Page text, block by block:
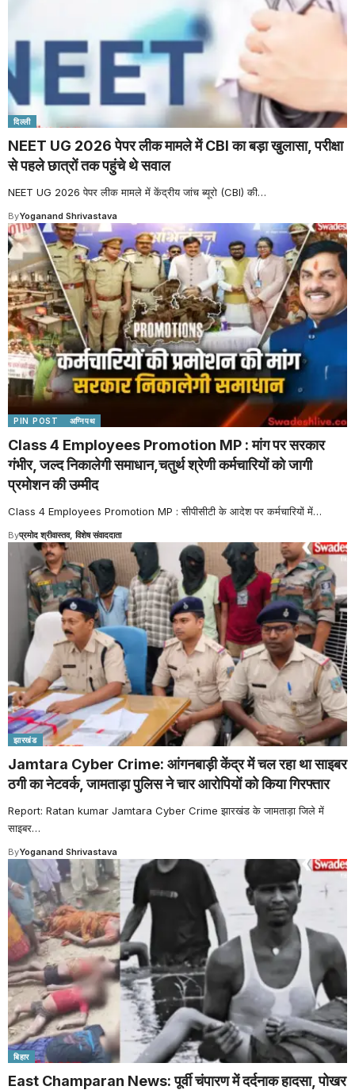
दिल्ली
NEET UG 2026 पेपर लीक मामले में CBI का बड़ा खुलासा, परीक्षा
से पहले छात्रों तक पहुंचे थे सवाल
NEET UG 2026 पेपर लीक मामले में केंद्रीय जांच ब्यूरो (CBI) की…
ByYoganand Shrivastava
PIN POST अग्निपथ
Class 4 Employees Promotion MP : मांग पर सरकार
गंभीर, जल्द निकालेगी समाधान,चतुर्थ श्रेणी कर्मचारियों को जागी
प्रमोशन की उम्मीद
Class 4 Employees Promotion MP : सीपीसीटी के आदेश पर कर्मचारियों में…
Byप्रमोद श्रीवास्तव, विशेष संवाददाता
झारखंड
Jamtara Cyber Crime: आंगनबाड़ी केंद्र में चल रहा था साइबर
ठगी का नेटवर्क, जामताड़ा पुलिस ने चार आरोपियों को किया गिरफ्तार
Report: Ratan kumar Jamtara Cyber Crime झारखंड के जामताड़ा जिले में
साइबर…
ByYoganand Shrivastava
बिहार
East Champaran News: पूर्वी चंपारण में दर्दनाक हादसा, पोखर